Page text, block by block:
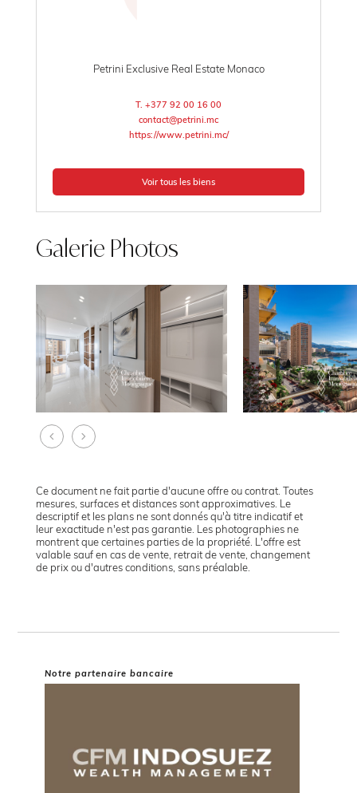
Petrini Exclusive Real Estate Monaco
T. +377 92 00 16 00
contact@petrini.mc
https://www.petrini.mc/
Voir tous les biens
Galerie Photos
Ce document ne fait partie d'aucune offre ou contrat. Toutes
mesures, surfaces et distances sont approximatives. Le
descriptif et les plans ne sont donnés qu'à titre indicatif et
leur exactitude n'est pas garantie. Les photographies ne
montrent que certaines parties de la propriété. L'offre est
valable sauf en cas de vente, retrait de vente, changement
de prix ou d'autres conditions, sans préalable.
Notre partenaire bancaire